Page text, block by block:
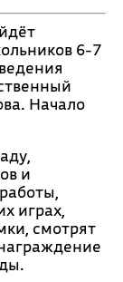
6-7
Начало
и
играх,
смотрят